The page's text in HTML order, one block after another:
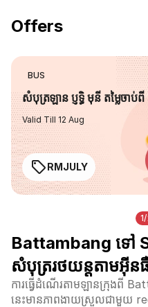
Offers
BUS
សំបុត្រឡាន ប្ញទ្ធិ មុនី តម្លៃចាប់
Valid Till 12 Aug
RMJULY
Battambang ទៅ
សំបុត្ររថយន្តតាមអ៊ី
ការធ្វើដំណើរតាមឡានក្រុងពី
នេះមានភាពងាយស្រួលជាមួយ